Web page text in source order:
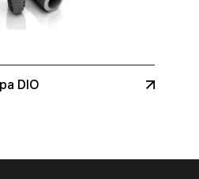
DIO